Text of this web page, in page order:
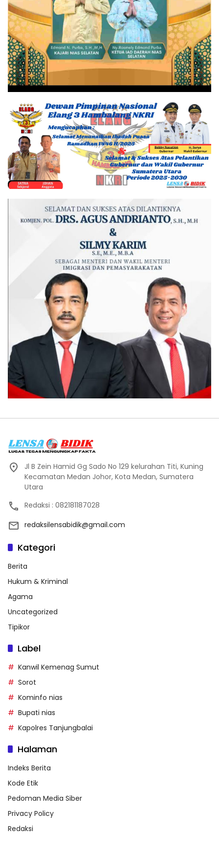
Jl B Zein Hamid Gg Sado No 129 kelurahan Titi, Kuning
Kecamatan Medan Johor, Kota Medan, Sumatera
Utara
Redaksi : 082181187028
redaksilensabidik@gmail.com
Kategori
Berita
Hukum & Kriminal
Agama
Uncategorized
Tipikor
Label
Kanwil Kemenag Sumut
Sorot
Kominfo nias
Bupati nias
Kapolres Tanjungbalai
Halaman
Indeks Berita
Kode Etik
Pedoman Media Siber
Privacy Policy
Redaksi